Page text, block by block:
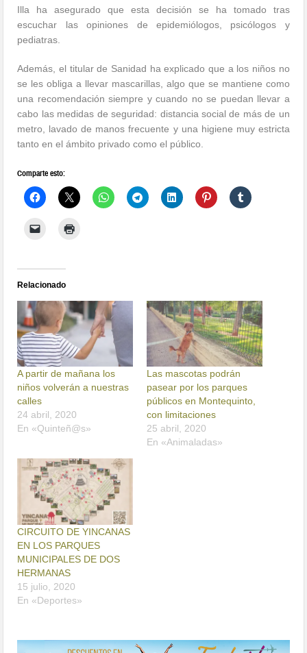
Illa ha asegurado que esta decisión se ha tomado tras
escuchar las opiniones de epidemiólogos, psicólogos y
pediatras.
Además, el titular de Sanidad ha explicado que a los niños no
se les obliga a llevar mascarillas, algo que se mantiene como
una recomendación siempre y cuando no se puedan llevar a
cabo las medidas de seguridad: distancia social de más de un
metro, lavado de manos frecuente y una higiene muy estricta
tanto en el ámbito privado como el público.
Comparte esto:
Relacionado
A partir de mañana los
niños volverán a nuestras
calles
24 abril, 2020
En «Quinteñ@s»
Las mascotas podrán
pasear por los parques
públicos en Montequinto,
con limitaciones
25 abril, 2020
En «Animaladas»
CIRCUITO DE YINCANAS
EN LOS PARQUES
MUNICIPALES DE DOS
HERMANAS
15 julio, 2020
En «Deportes»